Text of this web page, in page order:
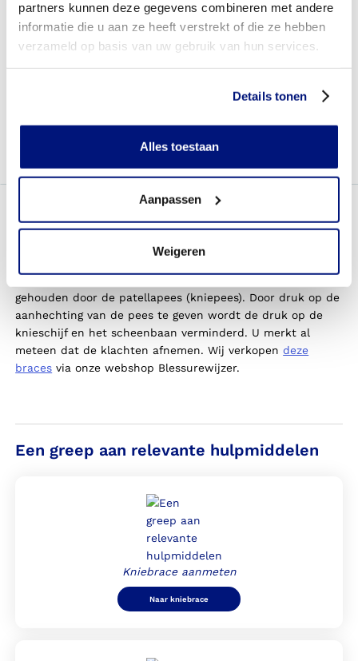
partners kunnen deze gegevens combineren met andere
informatie die u aan ze heeft verstrekt of die ze hebben
verzameld op basis van uw gebruik van hun services.
Details tonen
Alles toestaan
Aanpassen
Weigeren
Ga op de grond zitten en plaats een stoel of kruk recht
voor u. Plaats de voet van het aangedane been op het
oppervlak van de stoel, terwijl u een lichte buiging
behoudt in de knie. U kunt één hand gebruiken om op te
aangedane been en duw hiermee uw knie langzaam
paar seconden vast en herhaal de beweging 10 tot 15
Door het dragen van eenkniebrace
de druk verdeeld van de kniepees. De knieschijf en het
gehouden door de patellapees (kniepees). Door druk op de
aanhechting van de pees te geven wordt de druk op de
knieschijf en het scheenbaan verminderd. U merkt al
meteen dat de klachten afnemen. Wij verkopen deze
braces via onzewebshop Blessurewijzer.
Een greep aan relevante hulpmiddelen
Kniebrace aanmeten
Naar kniebrace